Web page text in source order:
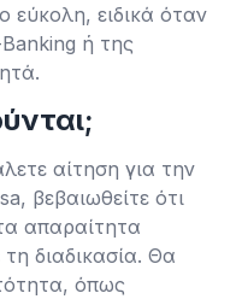
εύκολη, ειδικά όταν
ή της
αίτηση για την
βεβαιωθείτε ότι
απαραίτητα
διαδικασία. Θα
όπως